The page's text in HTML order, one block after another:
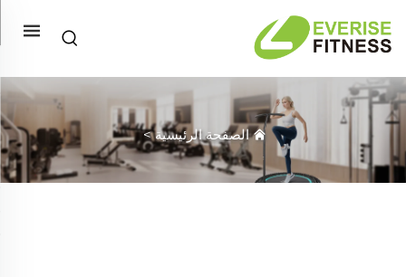
الصفحة الرئيسية>